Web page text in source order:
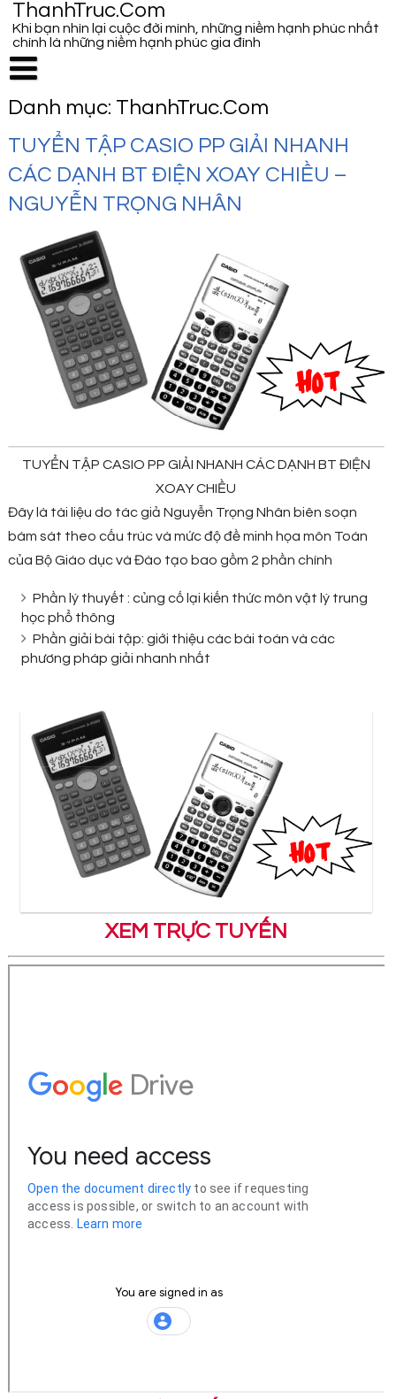
ThanhTruc.Com
Khi bạn nhìn lại cuộc đời mình, những niềm hạnh phúc nhất
chính là những niềm hạnh phúc gia đình
Danh mục: ThanhTruc.Com
TUYỂN TẬP CASIO PP GIẢI NHANH
CÁC DẠNH BT ĐIỆN XOAY CHIỀU –
NGUYỄN TRỌNG NHÂN
TUYỂN TẬP CASIO PP GIẢI NHANH CÁC DẠNH BT ĐIỆN
XOAY CHIỀU
Đây là tài liệu do tác giả Nguyễn Trọng Nhân biên soạn
bám sát theo cấu trúc và mức độ đề minh họa môn Toán
của Bộ Giáo dục và Đào tạo bao gồm 2 phần chính
Phần lý thuyết : củng cố lại kiến thức môn vật lý trung
học phổ thông
Phần giải bài tập: giới thiệu các bài toán và các
phương pháp giải nhanh nhất
XEM TRỰC TUYẾN